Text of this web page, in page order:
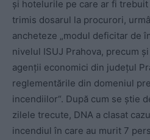
și hotelurile pe care ar fi
trimis dosarul la procurori,
ancheteze „modul deficitar de
nivelul ISUJ Prahova, precum
agenții economici din județul
reglementările din domeniul
incendiilor“. După cum se știe
zilele trecute, DNA a clasat
incendiul în care au murit 7